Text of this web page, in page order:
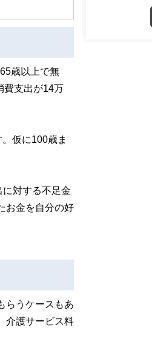
歳以上で無
費支出が14万
仮に100歳ま
対する不足金
お金を自分の好
らうケースもあ
介護サービス料